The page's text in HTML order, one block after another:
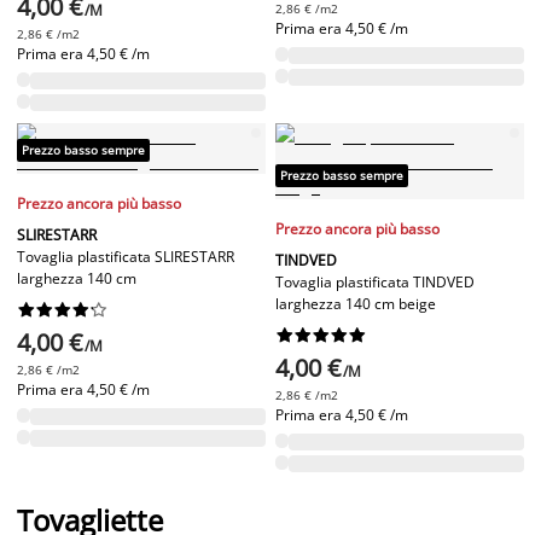
4,00 €/M
2,86 € /m2
Prima era 4,50 € /m
2,86 € /m2
Prima era 4,50 € /m
Prezzo basso sempre
Prezzo ancora più basso
SLIRESTARR
Tovaglia plastificata SLIRESTARR
larghezza 140 cm






4,00 €/M
2,86 € /m2
Prima era 4,50 € /m
Prezzo basso sempre
Prezzo ancora più basso
TINDVED
Tovaglia plastificata TINDVED
larghezza 140 cm beige






4,00 €/M
2,86 € /m2
Prima era 4,50 € /m
Tovagliette